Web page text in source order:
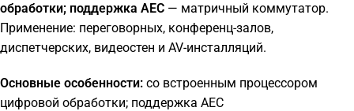
обработки; поддержка AEC — матричный коммутатор.
Применение: переговорных, конференц-залов,
диспетчерских, видеостен и AV-инсталляций.
Основные особенности: со встроенным процессором
цифровой обработки; поддержка AEC